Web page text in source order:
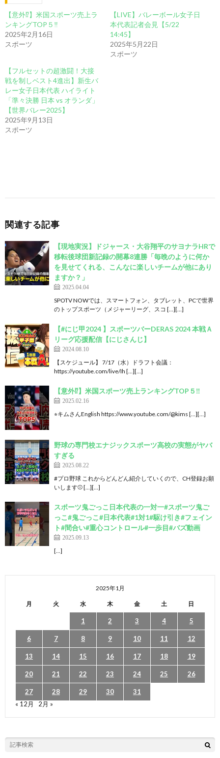
【意外⁉️】米国スポーツ売上ラ
ンキングTOP５‼️
2025年2月16日
スポーツ
【LIVE】バレーボール女子日
本代表記者会見【5/22
14:45】
2025年5月22日
スポーツ
【フルセットの超激闘！大接
戦を制しベスト4進出】新生バ
レー女子日本代表 ハイライト
「準々決勝 日本 vs オランダ」
【世界バレー2025】
2025年9月13日
スポーツ
関連する記事
【現地実況】ドジャース・大谷翔平のサヨナラHRで
移転後球団新記録の開幕8連勝「毎晩のように何か
を見せてくれる、こんなに楽しいチームが他にあり
ますか？」
2025.04.04
SPOTV NOWでは、スマートフォン、タブレット、PCで世界
のトップスポーツ（メジャーリーグ、スコ […][…]
【#にじ甲2024 】スポーツバーDERAS 2024 本戦Ａ
リーグ応援配信【にじさんじ】
2024.08.10
【スケジュール】 7/17（水）ドラフト会議：
https://youtube.com/live/Ih […][…]
【意外⁉️】米国スポーツ売上ランキングTOP５‼️
2025.02.16
⭐︎キムさんEnglish https://www.youtube.com/@kims […][…]
野球の専門校エナジックスポーツ高校の実態がヤバ
すぎる
2025.08.22
#プロ野球 これからどんどん紹介していくので、CH登録お願
いします⚾️ […][…]
スポーツ鬼ごっこ日本代表の一対一#スポーツ鬼ご
っこ#鬼ごっこ#日本代表#1対1#駆け引き#フェイン
ト#間合い#重心コントロール#一歩目#バズ動画
2025.09.13
[…]
2025年1月
月 火 水 木 金 土 日
1 2 3 4 5
6 7 8 9 10 11 12
13 14 15 16 17 18 19
20 21 22 23 24 25 26
27 28 29 30
31
« 12月
2月 »